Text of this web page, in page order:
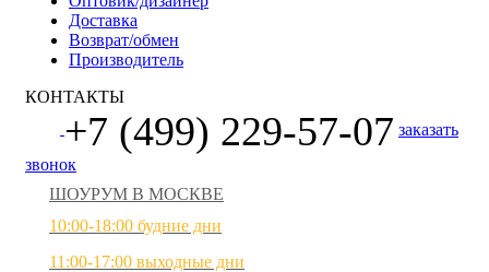
Доставка
Возврат/обмен
Производитель
КОНТАКТЫ
+7 (499) 229-57-07 заказать
звонок
ШОУРУМ В МОСКВЕ
10:00-18:00 будние дни
11:00-17:00 выходные дни